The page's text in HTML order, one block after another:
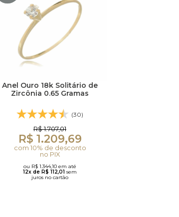
Anel Ouro 18k Solitário de
Zircônia 0.65 Gramas
(30)
R$ 1.707,01
R$ 1.209,69
com 10% de desconto
no PIX
ou R$ 1.344,10 em até
12x de R$ 112,01 sem
juros no cartão